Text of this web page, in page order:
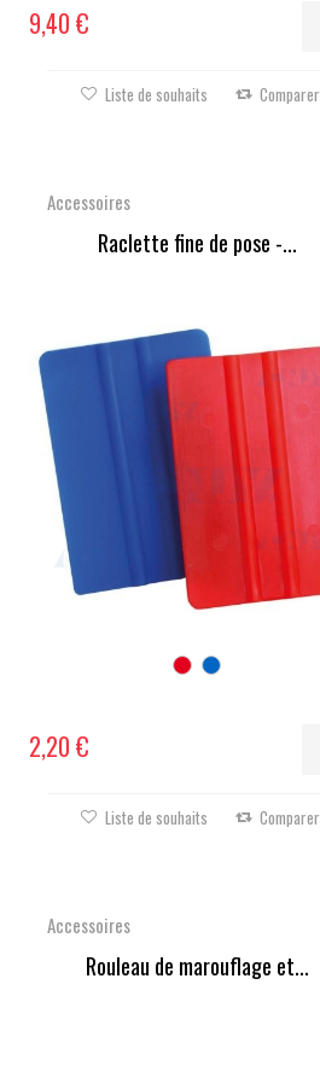
9,40 €
Liste de souhaits Comparer
Accessoires
Raclette fine de pose -...
2,20 €
Liste de souhaits Comparer
Accessoires
Rouleau de marouflage et...